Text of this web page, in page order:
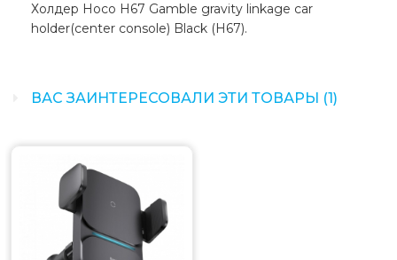
Холдер Hoco H67 Gamble gravity linkage car
holder(center console) Black (H67).
ВАС ЗАИНТЕРЕСОВАЛИ ЭТИ ТОВАРЫ (1)